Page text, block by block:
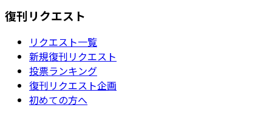
復刊リクエスト
リクエスト一覧
新規復刊リクエスト
投票ランキング
復刊リクエスト企画
初めての方へ